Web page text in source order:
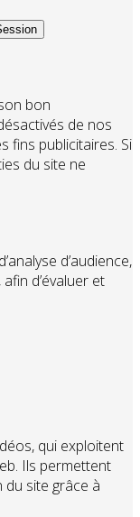
bon
de nos
fins publicitaires. Si
du site ne
d’audience,
d’évaluer et
qui exploitent
Ils permettent
du site grâce à